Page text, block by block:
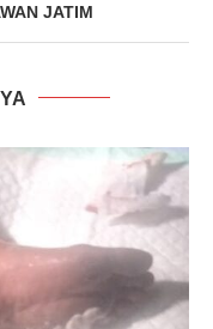
JATIM